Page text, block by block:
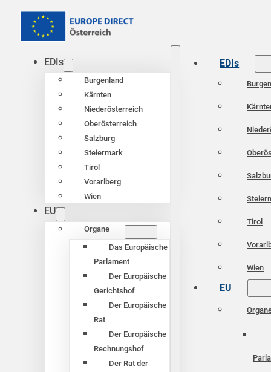
EDIs
Burgenland
Kärnten
Niederösterreich
Oberösterreich
Salzburg
Steiermark
Tirol
Vorarlberg
Wien
EU
Organe
Das Europäische
Parlament
Der Europäische
Gerichtshof
Der Europäische
Rat
Der Europäische
Rechnungshof
Der Rat der
EDIs
Tirol
Wien
EU